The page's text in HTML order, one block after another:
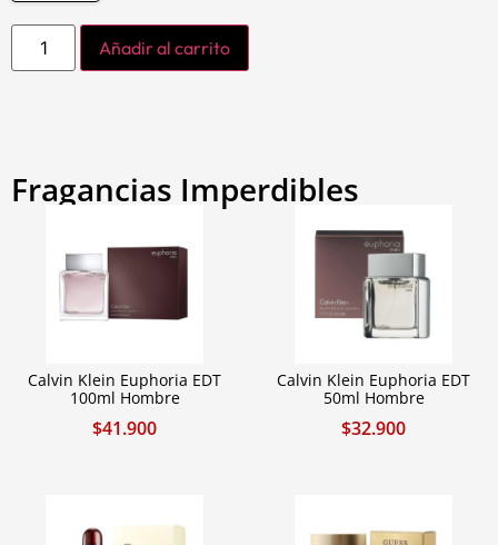
Añadir al carrito
Fragancias Imperdibles
Calvin Klein Euphoria EDT
100ml Hombre
$41.900
Calvin Klein Euphoria EDT
50ml Hombre
$32.900